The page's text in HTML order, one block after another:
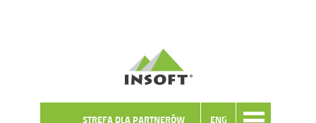
ENG
STREFA DLA PARTNERÓW